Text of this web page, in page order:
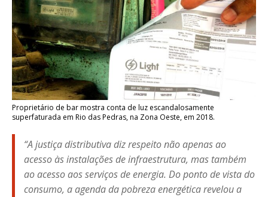
Proprietário de bar mostra conta de luz escandalosamente
superfaturada em Rio das Pedras, na Zona Oeste, em 2018.
“A justiça distributiva diz respeito não apenas ao
acesso às instalações de infraestrutura, mas também
ao acesso aos serviços de energia. Do ponto de vista do
consumo, a agenda da pobreza energética revelou a